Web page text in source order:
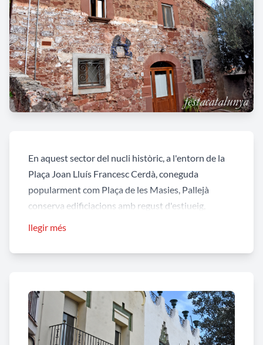
En aquest sector del nucli històric, a l'entorn de la
Plaça Joan Lluís Francesc Cerdà, coneguda
popularment com Plaça de les Masies, Pallejà
conserva edificiacions amb regust d'estiueig,
Si continues passejant cap al carrer Lluis Vives,
direcció a la coneguda "pujada de les masies", a la
façana lateral de la Masia de
Cal Frarehi ha una
bala de canó encastada. La bala molt segurament
llegir més